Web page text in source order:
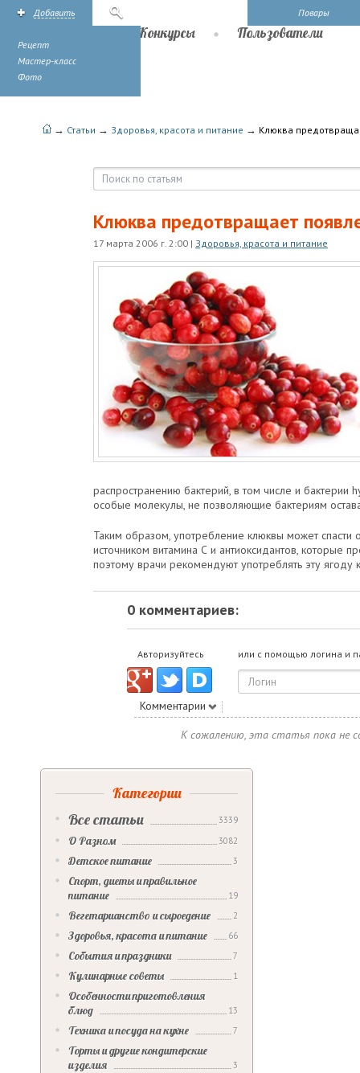
Повары
Добавить
Рецепт
Мастер-класс
Фото
Конкурсы Пользователи
→ Статьи → Здоровья, красота и питание → Клюква
Клюква предотвращает
17 марта 2006 г. 2:00 | Здоровья, красота и питание
распространению бактерий, в том числе и
особые молекулы, не позволяющие бактериям
Таким образом, употребление клюквы может спасти
источником витамина С и антиоксидантов, которые
поэтому врачи рекомендуют употреблять эту
0 комментариев:
Авторизуйтесь или с помощью логина и
Комментарии
К сожалению, эта статья пока не
Категории
Все статьи
3339
О Разном 3082
Детское питание 3
Спорт, диеты и правильное
питание
19
Вегетарианство и сыроедение 2
Здоровья, красота и питание 66
События и праздники 7
Кулинарные советы 1
Особенности приготовления
блюд
13
Техника и посуда на кухне 7
Торты и другие кондитерские
изделия
3